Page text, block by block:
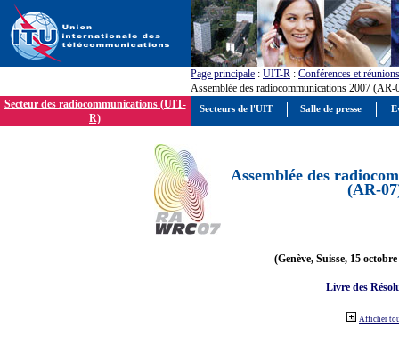
Page principale : UIT-R : Conférences et réunions
Assemblée des radiocommunications 2007 (AR-
Secteur des radiocommunications (UIT-
R)
Assemblée des
(AR-
(Genève, Suisse, 15
Livre des
Afficher
Secteurs de l'UIT Salle de presse